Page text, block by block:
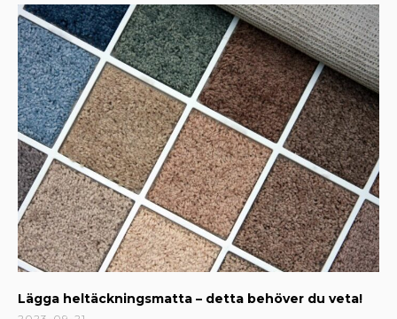
Lägga heltäckningsmatta – detta behöver du veta!